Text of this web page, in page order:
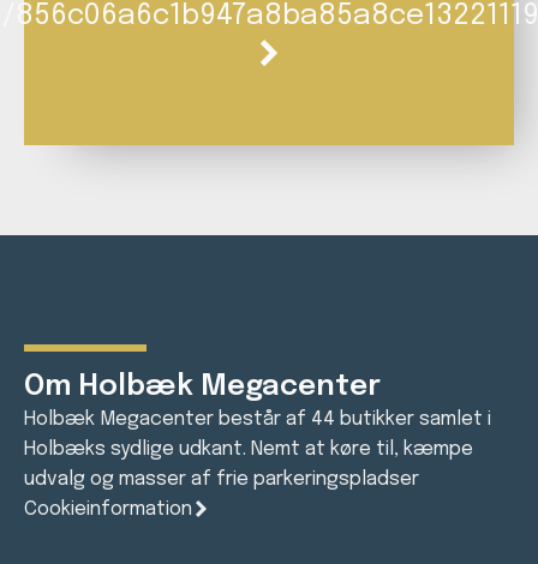
Om Holbæk Megacenter
Holbæk Megacenter består af 44 butikker samlet i
Holbæks sydlige udkant. Nemt at køre til, kæmpe
udvalg og masser af frie parkeringspladser
Cookieinformation